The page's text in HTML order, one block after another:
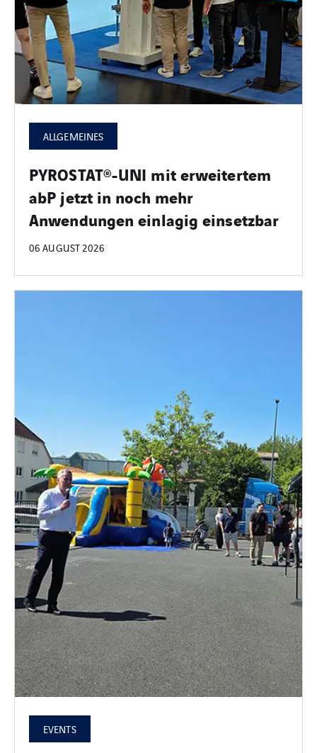
ALLGEMEINES
PYROSTAT®-UNI mit erweitertem
abP jetzt in noch mehr
Anwendungen einlagig einsetzbar
06 AUGUST 2026
EVENTS